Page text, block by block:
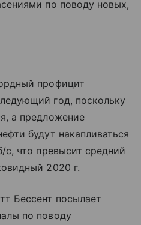
по поводу новых,
профицит
год, поскольку
а предложение
будут накапливаться
что превысит средний
2020 г.
Бессент посылает
по поводу